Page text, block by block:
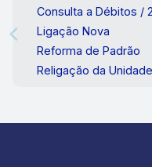
Consulta a Débitos /
Ligação Nova
Reforma de Padrão
Religação da Unidade